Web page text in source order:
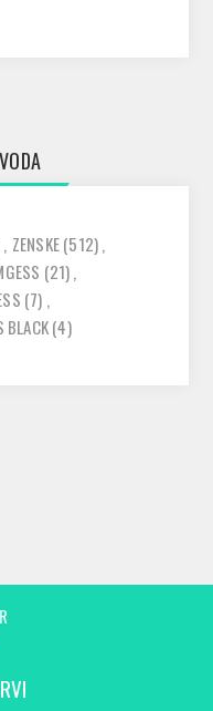
, ZENSKE(512),
(21),
(7) ,
BLACK(4)